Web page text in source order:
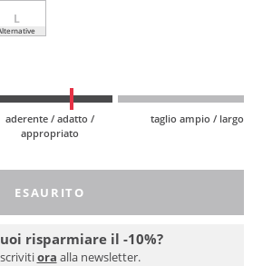
L
aderente / adatto /
appropriato
taglio ampio / largo
ESAURITO
risparmiare il -10%?
ora alla newsletter.